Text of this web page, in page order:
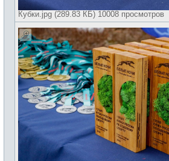
Кубки.jpg (289.83 КБ) 10008 просмотров